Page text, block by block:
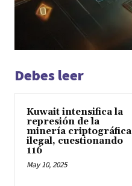
Debes leer
Kuwait intensifica la
represión de la
minería criptográfica
ilegal, cuestionando
116
May 10, 2025